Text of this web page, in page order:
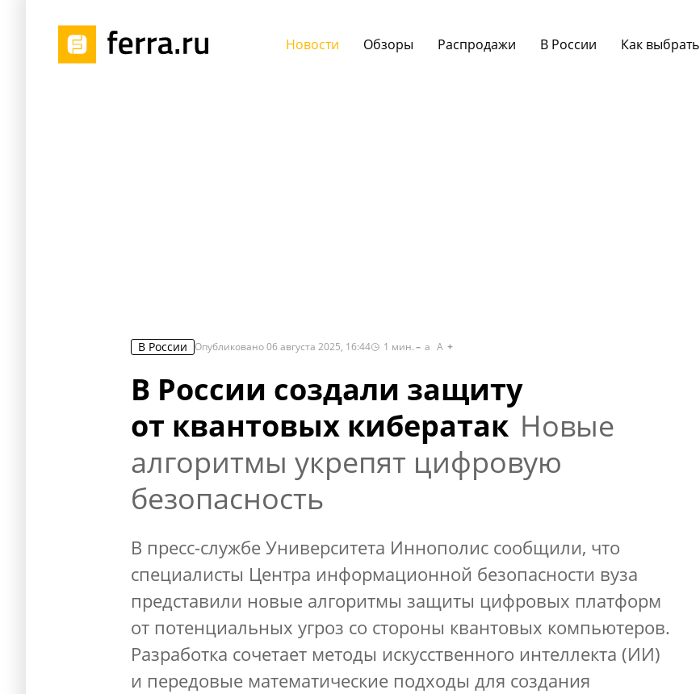
Новости Обзоры Распродажи В России Как выбрать
В России Опубликовано06 августа 2025, 16:44 1 мин. a A
В России создали защиту
от квантовых кибератак Новые
алгоритмы укрепят цифровую
безопасность
В пресс-службе Университета Иннополис сообщили, что
специалисты Центра информационной безопасности вуза
представили новые алгоритмы защиты цифровых платформ
от потенциальных угроз со стороны квантовых компьютеров.
Разработка сочетает методы искусственного интеллекта (ИИ)
и передовые математические подходы для создания